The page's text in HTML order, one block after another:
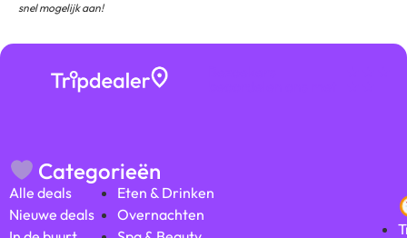
snel mogelijk aan!
Categorieën
Alle deals
Nieuwe deals
Eten & Drinken
Overnachten